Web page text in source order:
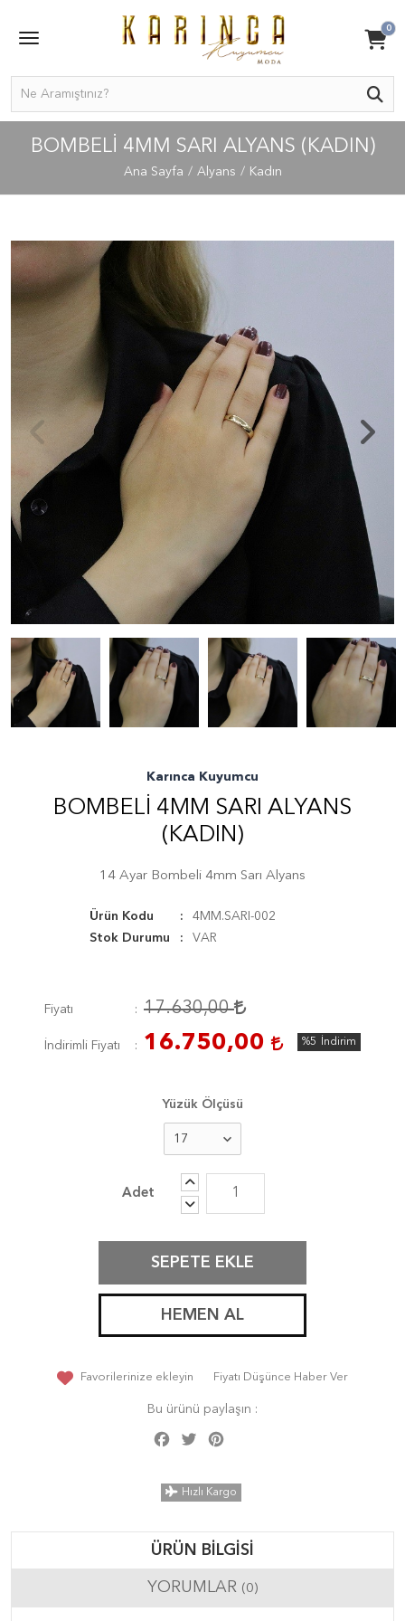
0
BOMBELI 4MM SARI ALYANS (KADIN)
Ana Sayfa Alyans Kadın
Karınca Kuyumcu
BOMBELI 4MM SARI ALYANS
(KADIN)
14 Ayar Bombeli 4mm Sarı Alyans
Ürün Kodu
4MM.SARI-002
Stok Durumu
VAR
Fiyatı 17.630,00
İndirimli Fiyatı 16.750,00 %5 İndirim
Yüzük Ölçüsü
SEPETE EKLE
HEMEN AL
Favorilerinize ekleyin Fiyatı Düşünce Haber Ver
Bu ürünü paylaşın :
Facebook
Twitter
Hızlı Kargo
ÜRÜN BILGISI
YORUMLAR (0)